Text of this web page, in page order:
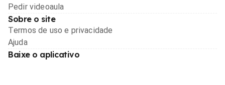
Pedir videoaula
Sobre o site
Termos de uso e privacidade
Ajuda
Baixe o aplicativo